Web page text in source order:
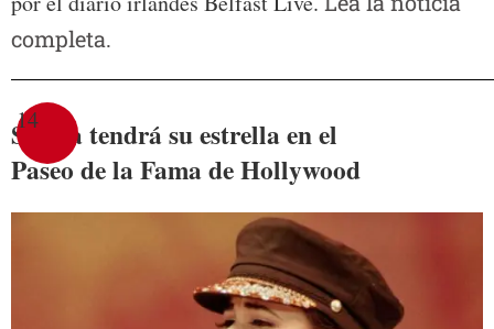
completa.
14
Selena tendrá su estrella en el
Paseo de la Fama de Hollywood